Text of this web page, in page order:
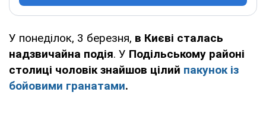
У понеділок, 3 березня, в Києві сталась
надзвичайна подія. У Подільському районі
столиці чоловік знайшов цілий пакунок із
бойовими гранатами.